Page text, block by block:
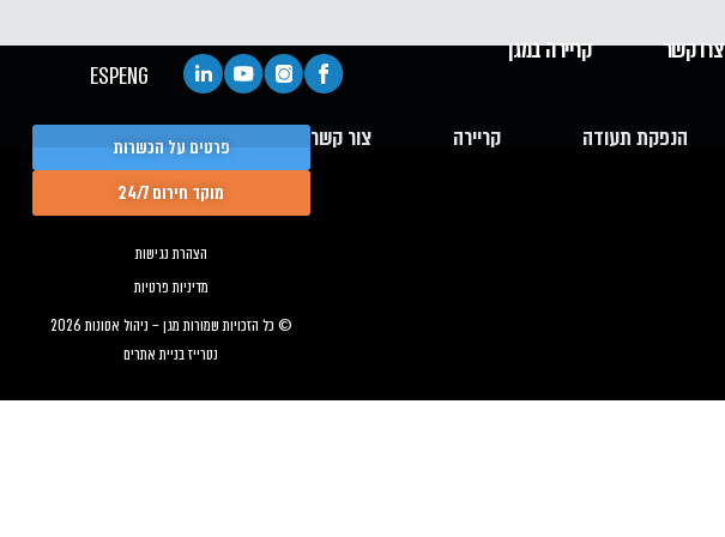
צרו קשר
קריירה במגן
ENG
ESP
הנפקת תעודה קריירה צור קשר
פרטים על הכשרות
מוקד חירום 24/7
הצהרת נגישות
מדיניות פרטיות
© כל הזכויות שמורות מגן – ניהול אסונות 2026
נטרייז בניית אתרים